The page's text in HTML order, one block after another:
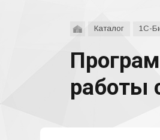
Каталог 1С-
работы